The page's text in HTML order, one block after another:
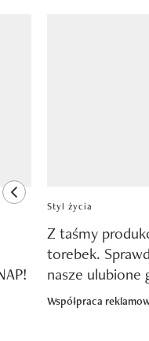
previous element
Styl życia
Z taśmy
torebek.
nasze ulubione
Współpraca